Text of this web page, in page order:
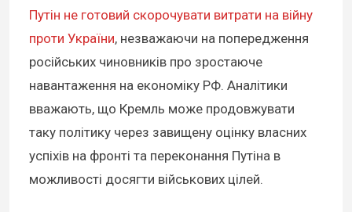
Путін не готовий скорочувати витрати на війну
проти України, незважаючи на попередження
російських чиновників про зростаюче
навантаження на економіку РФ. Аналітики
вважають, що Кремль може продовжувати
таку політику через завищену оцінку власних
успіхів на фронті та переконання Путіна в
можливості досягти військових цілей.